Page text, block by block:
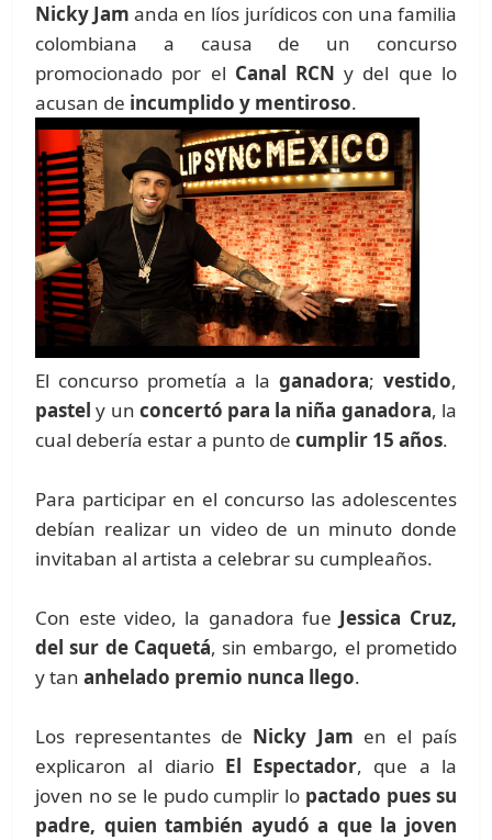
Nicky Jam anda en líos jurídicos con una familia
colombiana a causa de un concurso
promocionado por el Canal RCN y del que lo
acusan de incumplido y mentiroso.
El concurso prometía a laganadora; vestido,
pastel y un concertó para la niña ganadora, la
cual debería estar a punto decumplir 15 años.
Para participar en el concurso las adolescentes
debían realizar un video de un minuto donde
invitaban al artista a celebrar su cumpleaños.
Con este video, la ganadora fue Jessica Cruz,
del sur de Caquetá, sin embargo, el prometido
y tananhelado premio nunca llego.
Los representantes de Nicky Jam en el país
explicaron al diario El Espectador, que a la
joven no se le pudo cumplir lo pactado pues su
padre, quien también ayudó a que la joven